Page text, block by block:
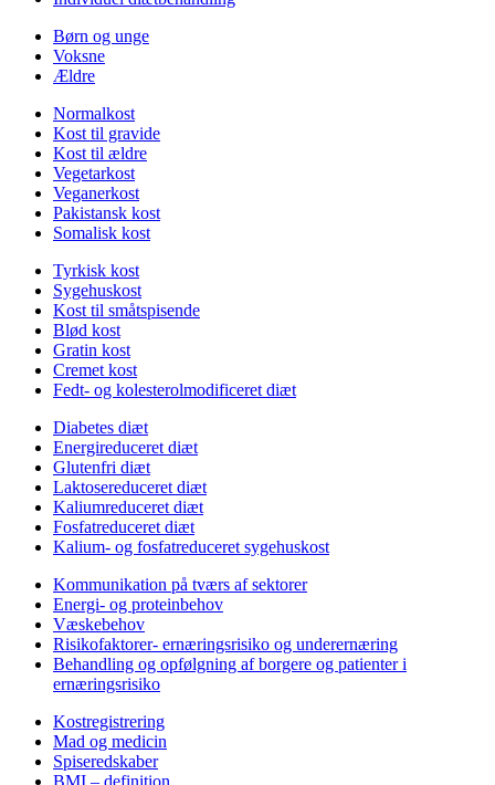
Børn og unge
Voksne
Ældre
Normalkost
Kost til gravide
Kost til ældre
Vegetarkost
Veganerkost
Pakistansk kost
Somalisk kost
Tyrkisk kost
Sygehuskost
Kost til småtspisende
Blød kost
Gratin kost
Cremet kost
Fedt- og kolesterolmodificeret diæt
Diabetes diæt
Energireduceret diæt
Glutenfri diæt
Laktosereduceret diæt
Kaliumreduceret diæt
Fosfatreduceret diæt
Kalium- og fosfatreduceret sygehuskost
Kommunikation på tværs af sektorer
Energi- og proteinbehov
Væskebehov
Risikofaktorer- ernæringsrisiko og underernæring
Behandling og opfølgning af borgere og patienter i
ernæringsrisiko
Kostregistrering
Mad og medicin
Spiseredskaber
BMI – definition